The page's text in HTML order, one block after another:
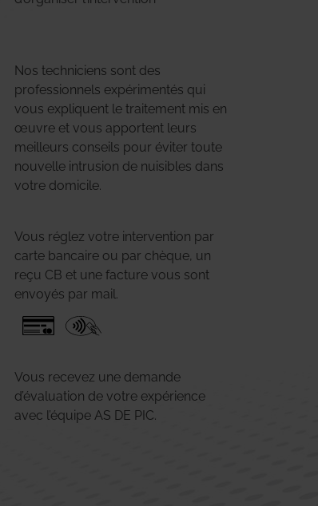
Nos techniciens sont des
professionnels expérimentés qui
vous expliquent le traitement mis en
œuvre et vous apportent leurs
meilleurs conseils pour éviter toute
nouvelle intrusion de nuisibles dans
votre domicile.
Vous réglez votre intervention par
carte bancaire ou par chèque, un
reçu CB et une facture vous sont
envoyés par mail.
Vous recevez une demande
d’évaluation de votre expérience
avec l’équipe AS DE PIC.